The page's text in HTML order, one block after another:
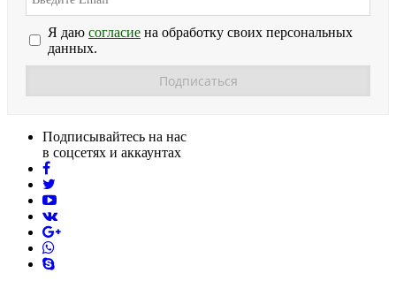
Я даю согласие на обработку своих персональных
данных.
Подписывайтесь на нас
в соцсетях и аккаунтах
facebook
youtube
vk
skype